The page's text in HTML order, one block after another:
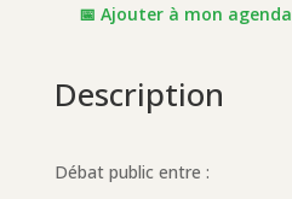
📅 Ajouter à mon agenda
Description
Débat public entre :